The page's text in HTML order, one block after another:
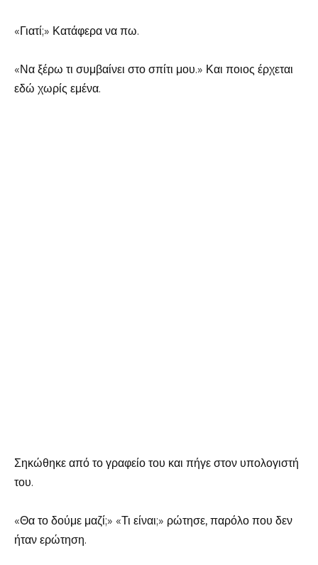
«Γιατί;» Κατάφερα να πω.
«Να ξέρω τι συμβαίνει στο σπίτι μου.» Και ποιος έρχεται
εδώ χωρίς εμένα.
Σηκώθηκε από το γραφείο του και πήγε στον υπολογιστή
του.
«Θα το δούμε μαζί;» «Τι είναι;» ρώτησε, παρόλο που δεν
ήταν ερώτηση.